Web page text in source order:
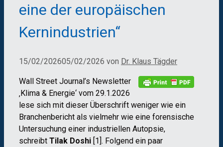
eine der europäischen
Kernindustrien“
15/02/202605/02/2026 von Dr. Klaus Tägder
Wall Street Journal’s Newsletter
‚Klima & Energie‘ vom 29.1.2026
lese sich mit dieser Überschrift weniger wie ein
Branchenbericht als vielmehr wie eine forensische
Untersuchung einer industriellen Autopsie,
schreibt Tilak Doshi [1]. Folgend ein paar